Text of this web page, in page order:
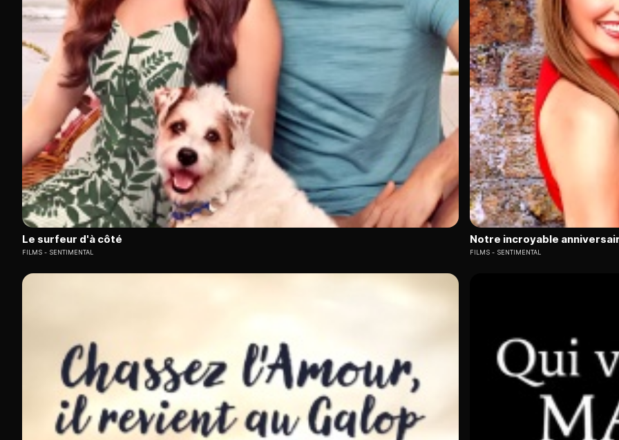
Le surfeur d'à côté
FILMS SENTIMENTAL
Notre incroyable
FILMS SENTIMENTAL